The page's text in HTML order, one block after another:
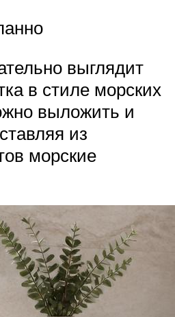
выглядит
в стиле морских
выложить и
из
морские